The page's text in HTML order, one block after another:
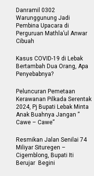
Danramil 0302
Warunggunung Jadi
Pembina Upacara di
Perguruan Mathla’ul Anwar
Cibuah
Kasus COVID-19 di Lebak
Bertambah Dua Orang, Apa
Penyebabnya?
Peluncuran Pemetaan
Kerawanan Pilkada Serentak
2024, Pj Bupati Lebak Minta
Anak Buahnya Jangan ”
Cawe – Cawe”
Resmikan Jalan Senilai 74
Miliyar Situregen –
Cigemblong, Bupati Iti
Berujar Begini